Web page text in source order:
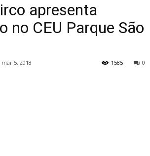
apresenta
no CEU Parque São
mar 5, 2018 0
1585